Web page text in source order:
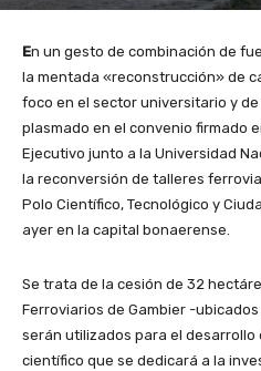
En un gesto de combinación de
la mentada «reconstrucción» de
foco en el sector universitario y
plasmado en el convenio firmado
Ejecutivo junto a la Universidad
la reconversión de talleres
Polo Científico, Tecnológico y
ayer en la capital bonaerense.
Se trata de la cesión de 32
Ferroviarios de Gambier -
serán utilizados para el desarrollo
científico que se dedicará a la